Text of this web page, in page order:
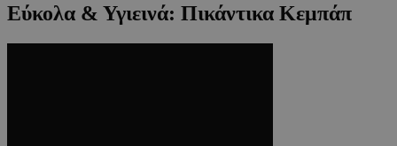
Εύκολα & Υγιεινά: Πικάντικα Κεμπάπ